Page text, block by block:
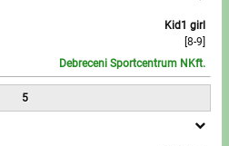
Kid1 girl
[8-9]
Debreceni Sportcentrum NKft.
5